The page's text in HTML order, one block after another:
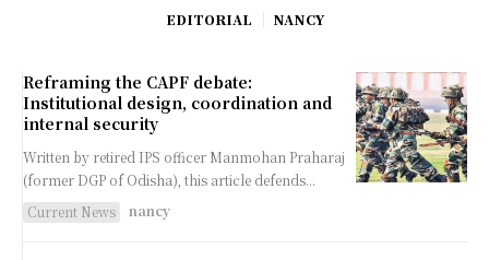
EDITORIAL NANCY
Reframing the CAPF debate:
Institutional design, coordination and
internal security
Written by retired IPS officer Manmohan Praharaj
(former DGP of Odisha), this article defends...
Current News
nancy